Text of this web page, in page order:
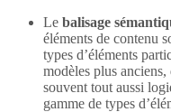
Le balisage
éléments de contenu
types d’éléments
modèles plus
souvent tout aussi
gamme de types